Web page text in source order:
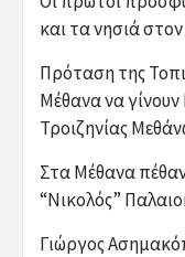
και τα νησιά
Πρόταση της
Μέθανα να
Τροιζηνίας
Στα Μέθανα
“Νικολός”
Γιώργος